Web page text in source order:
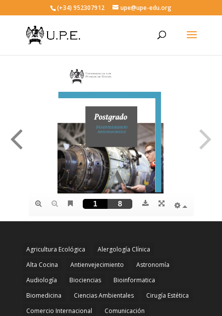
(+34) 952307912 upe@upe-edu.org
Agricultura Ecológica
Alergología Clínica
Alta Cocina
Antienvejecimiento
Astronomía
Audiología
Biociencias
Bioinformatica
Biomedicina
Ciencias Ambientales
Cirugía Estética
Comercio Internacional
Comunicación